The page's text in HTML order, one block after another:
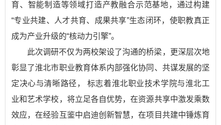
育、智能制造等领域打造产教融合示范基地，通过构建
“专业共建、人才共育、成果共享”生态闭环，使职教真正
成为产业升级的“核动力引擎”。
此次调研不仅为两校架设了沟通的桥梁，更深层次地
彰显了淮北市职业教育体系内部强化协同、共谋发展的坚
定决心与清晰路径， 标志着淮北职业技术学院与淮北工
业和艺术学校，将立足各自优势，在资源共享中激发乘数
效应，在经验互鉴中启迪创新智慧，在项目共建中锤炼育